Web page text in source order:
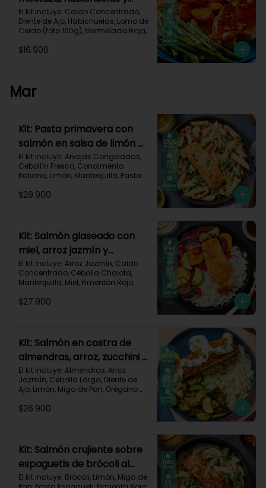
zanahorias asadas-133
El kit incluye: Caldo Concentrado,
Diente de Ajo, Habichuelas, Lomo de
Cerdo (foto 160g), Mermelada Roja,
Impresa.
$16.900
Mar
Kit: Pasta primavera con
salmón en salsa de limón y
vegetales asados-123
El kit incluye: Arvejas Congeladas,
Cebollín Fresco, Condimento
Italiano, Limón, Mantequilla, Pasta
Queso Parmesano, Salmón (120g/p
Carbohidratos 96g | Grasas 48g |
Proteínas 51g
$29.900
Kit: Salmón glaseado con
miel, arroz jazmín y
vegetales horneados-121
El kit incluye: Arroz Jazmín, Caldo
Concentrado, Cebolla Chalota,
Mantequilla, Miel, Pimentón Rojo,
Zanahoria, Zucchini Verde, Receta
Proteínas 35g
$27.900
Kit: Salmón en costra de
almendras, arroz, zucchini y
salsa de limón-126
El kit incluye: Almendras, Arroz
Jazmín, Cebolla Larga, Diente de
Ajo, Limón, Miga de Pan, Orégano
congelado), Sour Cream, Zucchini
Proteínas 36g
$26.900
Kit: Salmón crujiente sobre
espaguetis de brócoli al
limón-122
El kit incluye: Brócoli, Limón, Miga de